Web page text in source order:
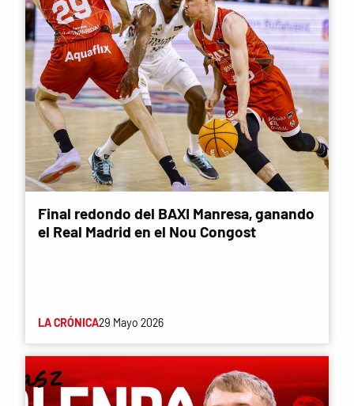
Final redondo del BAXI Manresa, ganando
el Real Madrid en el Nou Congost
LA CRÓNICA29 Mayo 2026